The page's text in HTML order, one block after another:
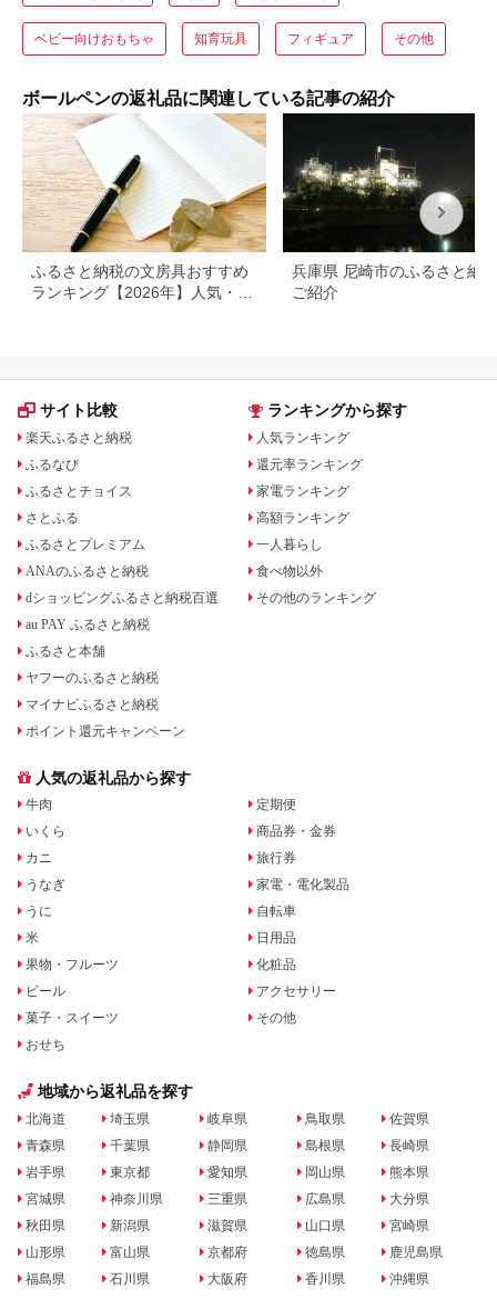
ベビー向けおもちゃ 知育玩具 フィギュア その他
ボールペンの返礼品に関連している記事の紹介
ふるさと納税の文房具おすすめ
ランキング【2026年】人気・高
兵庫県 尼崎市のふるさと納
ご紹介
サイト比較
楽天ふるさと納税
ふるなび
ふるさとチョイス
さとふる
ふるさとプレミアム
ANAのふるさと納税
dショッピングふるさと納税百選
au PAY ふるさと納税
ふるさと本舗
ヤフーのふるさと納税
マイナビふるさと納税
ポイント還元キャンペーン
ランキングから探す
人気ランキング
還元率ランキング
家電ランキング
高額ランキング
一人暮らし
食べ物以外
その他のランキング
人気の返礼品から探す
牛肉
いくら
カニ
うなぎ
うに
米
果物・フルーツ
ビール
菓子・スイーツ
おせち
定期便
商品券・金券
旅行券
家電・電化製品
自転車
日用品
化粧品
アクセサリー
その他
地域から返礼品を探す
北海道
青森県
岩手県
宮城県
秋田県
山形県
福島県
埼玉県
千葉県
東京都
神奈川県
新潟県
富山県
石川県
岐阜県
静岡県
愛知県
三重県
滋賀県
京都府
大阪府
鳥取県
島根県
岡山県
広島県
山口県
徳島県
香川県
佐賀県
長崎県
熊本県
大分県
宮崎県
鹿児島県
沖縄県